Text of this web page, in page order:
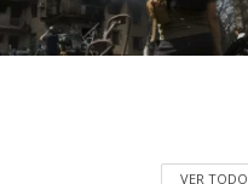
VER TODO